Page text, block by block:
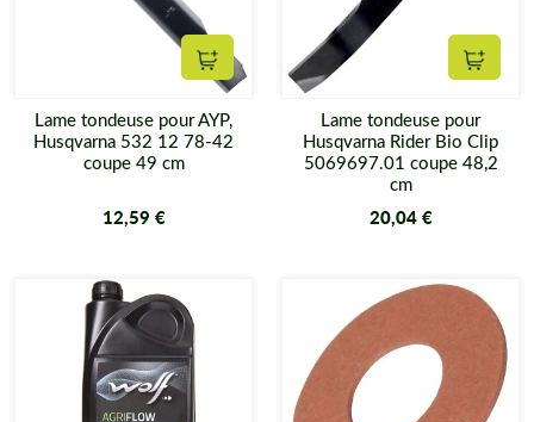
Ajouter au panier
Lame tondeuse pour AYP,
Husqvarna 532 12 78-42
coupe 49 cm
12,59 €
Lame tondeuse pour
Husqvarna Rider Bio Clip
5069697.01 coupe 48,2
cm
20,04 €